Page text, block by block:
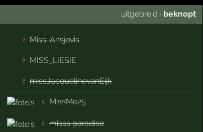
uitgebreid · beknopt
♀ Miss. Ansjovis
♀ MISS_LIESIE
♀ missJacquelinevanEijk
♀ MissMe25
♀ misss paradise